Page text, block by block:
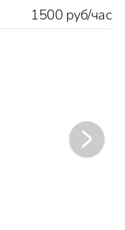
1500 руб/час